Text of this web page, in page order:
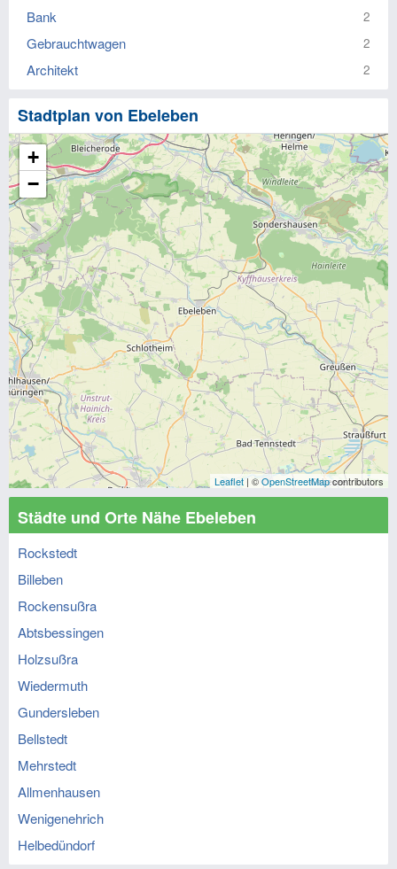
Bank 2
Gebrauchtwagen 2
Architekt 2
Stadtplan von Ebeleben
+
−
Leaflet | ©OpenStreetMapcontributors
Städte und Orte Nähe Ebeleben
Rockstedt
Billeben
Rockensußra
Abtsbessingen
Holzsußra
Wiedermuth
Gundersleben
Bellstedt
Mehrstedt
Allmenhausen
Wenigenehrich
Helbedündorf